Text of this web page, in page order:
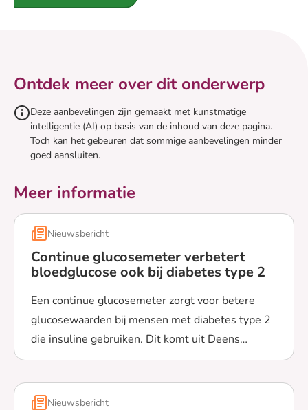
Ontdek meer over dit onderwerp
Deze aanbevelingen zijn gemaakt met kunstmatige
intelligentie (AI) op basis van de inhoud van deze pagina.
Toch kan het gebeuren dat sommige aanbevelingen minder
goed aansluiten.
Meer informatie
Nieuwsbericht
Continue glucosemeter verbetert
bloedglucose ook bij diabetes type 2
Een continue glucosemeter zorgt voor betere
glucosewaarden bij mensen met diabetes type 2
die insuline gebruiken. Dit komt uit Deens
onderzoek.
Lees meer over Continue glucosemeter verbetert
Nieuwsbericht